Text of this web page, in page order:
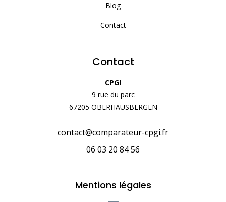
Blog
Contact
Contact
CPGI
9 rue du parc
67205 OBERHAUSBERGEN
contact@comparateur-cpgi.fr
06 03 20 84 56
Mentions légales